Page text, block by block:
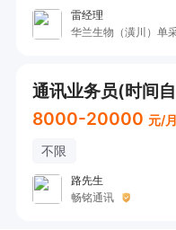
雷经理
华兰生物（潢川）单
通讯业务员(时间
8000-20000 元/月
不限
路先生
畅铭通讯